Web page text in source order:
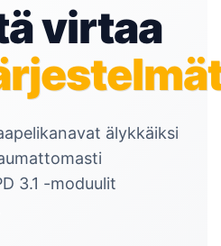
virtaa
älykkäiksi
3.1 -moduulit